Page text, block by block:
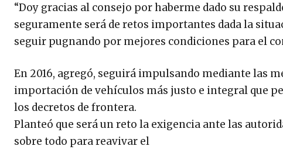
“Doy gracias al consejo por haberme dado su
seguramente será de retos importantes dada la
seguir pugnando por mejores condiciones para el
En 2016, agregó, seguirá impulsando mediante las
importación de vehículos más justo e integral que
los decretos de frontera.
Planteó que será un reto la exigencia ante las
sobre todo para reavivar el